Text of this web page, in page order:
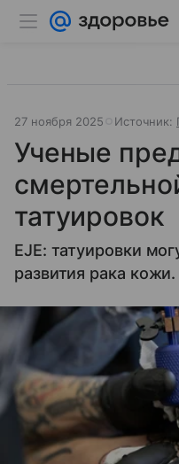
27 ноября 2025 Источник:
Ученые
татуировок
EJE: татуировки
развития рака кожи.